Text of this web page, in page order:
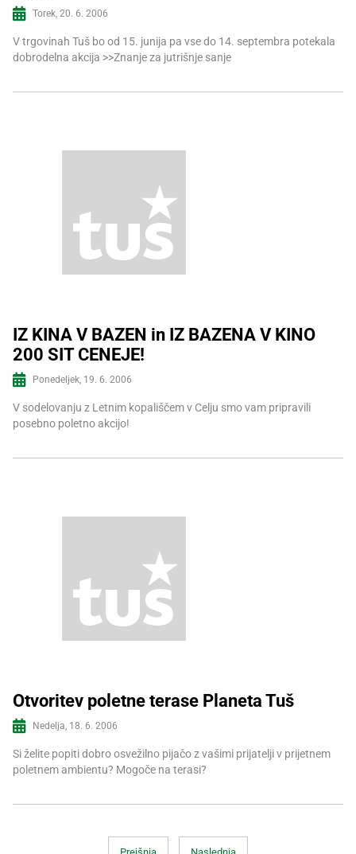
Torek, 20. 6. 2006
V trgovinah Tuš bo od 15. junija pa vse do 14. septembra potekala
dobrodelna akcija >>Znanje za jutrišnje sanje
IZ KINA V BAZEN in IZ BAZENA V KINO
200 SIT CENEJE!
Ponedeljek, 19. 6. 2006
V sodelovanju z Letnim kopališčem v Celju smo vam pripravili
posebno poletno akcijo!
Otvoritev poletne terase Planeta Tuš
Nedelja, 18. 6. 2006
Si želite popiti dobro osvežilno pijačo z vašimi prijatelji v prijetnem
poletnem ambientu? Mogoče na terasi?